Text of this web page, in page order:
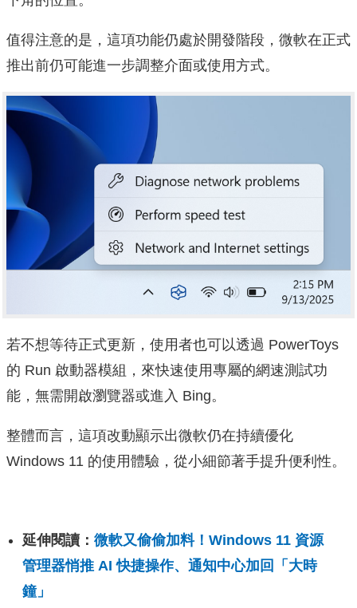
值得注意的是，這項功能仍處於開發階段，微軟在正式
推出前仍可能進一步調整介面或使用方式。
若不想等待正式更新，使用者也可以透過 PowerToys
的 Run 啟動器模組，來快速使用專屬的網速測試功
能，無需開啟瀏覽器或進入 Bing。
整體而言，這項改動顯示出微軟仍在持續優化
Windows 11 的使用體驗，從小細節著手提升便利性。
延伸閱讀： 微軟又偷偷加料！Windows 11 資源
管理器悄推 AI 快捷操作、通知中心加回「大時
鐘」